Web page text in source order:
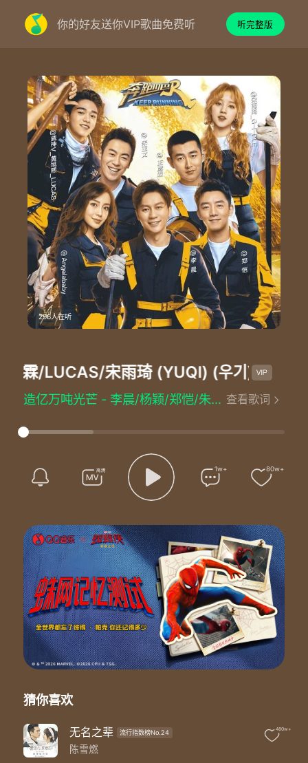
你的好友送你VIP歌曲免费听 听完整版
296人在听
/LUCAS/宋雨琦 (YUQI) (우기)
造亿万吨光芒 - 李晨/杨颖/郑恺/朱亚文/王彦霖/LUCAS/宋雨琦
曲：何弦
合：
We Run for the dream
从白天到黑夜
我不需要停歇
就想让你知道
大雨中 我也在奔跑
李晨：
给 年轻的心跳
郑恺：
还 加上快乐的味道
朱亚文：
就像向日葵一样
王彦霖：
永远朝着光的方向
AB/郑恺：
宋雨琦/Lucas：
李晨/朱亚文/王彦霖：
让 平凡也能闪亮
合：
查看歌词
1w+ 80w+
猜你喜欢
无名之辈 流行指数榜No.24
陈雪燃
480w+